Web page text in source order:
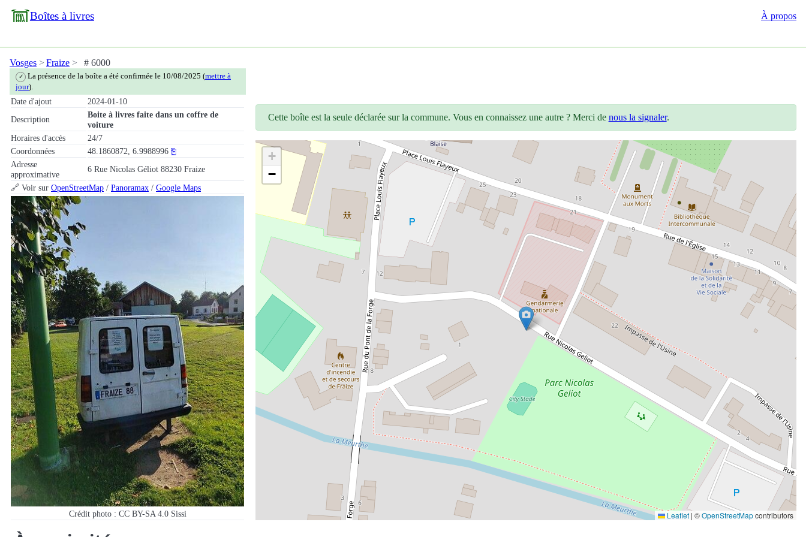
Boîtes à livres À propos
Vosges Fraize # 6000
✓ La présence de la boîte a été confirmée le 10/08/2025 (mettre à
jour).
Date d'ajout
2024-01-10
Description
Boite à livres faite dans un coffre de
voiture
Horaires d'accès
24/7
Coordonnées
48.1860872, 6.9988996 ⎘
Adresse
approximative
6 Rue Nicolas Géliot 88230 Fraize
🔗 Voir sur OpenStreetMap / Panoramax / Google Maps
Crédit photo : CC BY-SA 4.0 Sissi
Cette boîte est la seule déclarée sur la commune. Vous en connaissez une autre ? Merci de nous la signaler.
+
−
Leaflet | ©OpenStreetMapcontributors